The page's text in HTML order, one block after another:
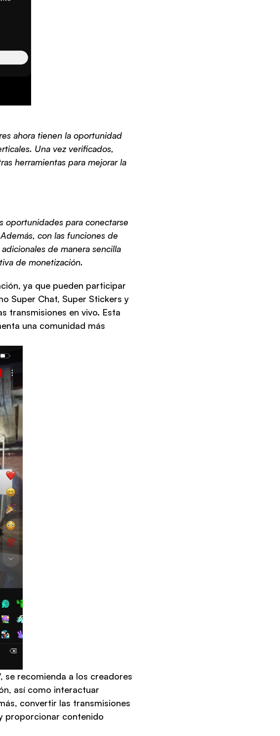
ahora tienen la oportunidad
Una vez verificados,
herramientas para mejorar la
oportunidades para conectarse
con las funciones de
de manera sencilla
de monetización.
ya que pueden participar
Super Chat, Super Stickers y
transmisiones en vivo. Esta
una comunidad más
se recomienda a los creadores
así como interactuar
convertir las transmisiones
proporcionar contenido